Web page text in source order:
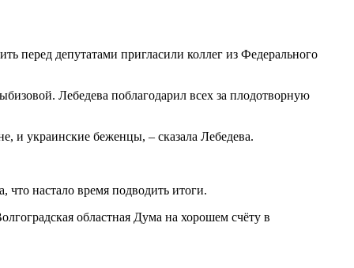
перед депутатами пригласили коллег из Федерального
Лебедева поблагодарил всех за плодотворную
и украинские беженцы, – сказала Лебедева.
что настало время подводить итоги.
областная Дума на хорошем счёту в